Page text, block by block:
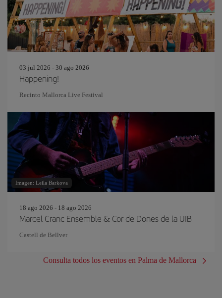
03 jul 2026 - 30 ago 2026
Happening!
Recinto Mallorca Live Festival
Imagen: Leila Barkova
18 ago 2026 - 18 ago 2026
Marcel Cranc Ensemble & Cor de Dones de la UIB
Castell de Bellver
Consulta todos los eventos en Palma de Mallorca